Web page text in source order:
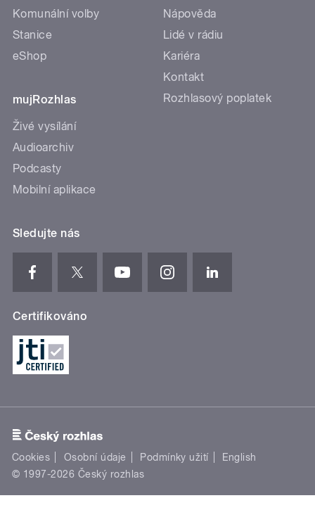
Komunální volby
Stanice
eShop
mujRozhlas
Živé vysílání
Audioarchiv
Podcasty
Mobilní aplikace
Nápověda
Lidé v rádiu
Kariéra
Kontakt
Rozhlasový poplatek
Sledujte nás
Certifikováno
Cookies Osobní údaje Podmínky užití
English
© 1997-2026 Český rozhlas